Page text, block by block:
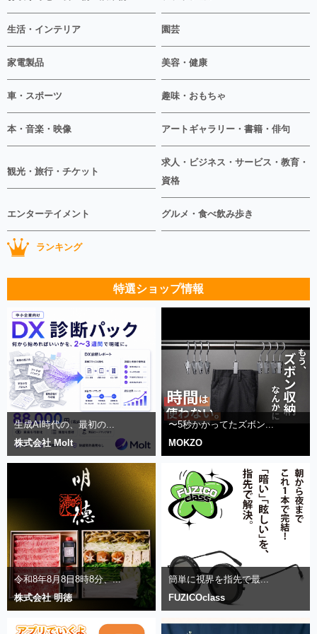
生活・インテリア 園芸
家電製品 美容・健康
車・スポーツ 趣味・おもちゃ
本・音楽・映像 アートギャラリー・書籍・俳句
観光・旅行・チケット
求人・ビジネス・サービス・教育・
資格
エンターテイメント グルメ・食べ飲み歩き
ランキング
特選ショップ情報
生成AI時代の、最初の...
株式会社 Molt
〜5秒かかってたズボン...
MOKZO
令和8年8月8日8時8分、...
株式会社 明徳
簡単に視界を指先で最...
FUZICOclass